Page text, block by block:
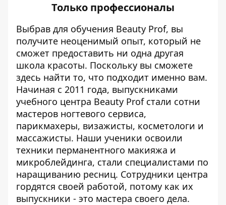
Только профессионалы
Выбрав для обучения Beauty Prof, вы
получите неоценимый опыт, который не
сможет предоставить ни одна другая
школа красоты. Поскольку вы сможете
здесь найти то, что подходит именно вам.
Начиная с 2011 года, выпускниками
учебного центра Beauty Prof стали сотни
мастеров ногтевого сервиса,
парикмахеры, визажисты, косметологи и
массажисты. Наши ученики освоили
техники перманентного макияжа и
микроблейдинга, стали специалистами по
наращиванию ресниц. Сотрудники центра
гордятся своей работой, потому как их
выпускники - это мастера своего дела.